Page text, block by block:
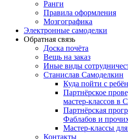
Ранги
Правила оформления
Мозгографика
Электронные самоделки
Обратная связь
Доска почёта
Вещь на заказ
Иные виды
Станислав Самоделкин
Куда пойти с
Партнёрское
мастер-классов в
Партнёрская
Фаблабов и
Мастер-классы
Контакты